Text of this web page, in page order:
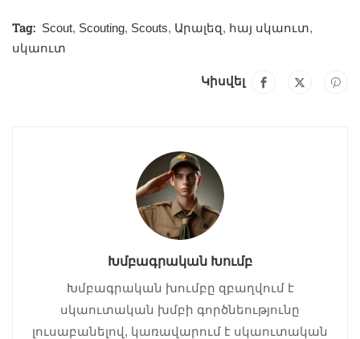
Tag: Scout, Scouting, Scouts, Արալեզ, հայ սկաուտ,
սկաուտ
Կիսվել
Խմբագրական Խումբ
Խմբագրական խումբը զբաղվում է
սկաուտական խմբի գործնեությունը
լուսաբանելով, կառավարում է սկաուտական